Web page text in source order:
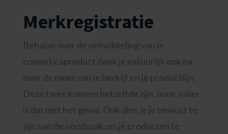
Merkregistratie
Behalve over de ontwikkeling van je
cosmeticaproduct denk je natuurlijk ook na
over de naam van je bedrijf en je productlijn.
Deze twee kunnen hetzelfde zijn, maar vaker
is dat niet het geval. Ook dien je je bewust te
zijn van de noodzaak om je producten te